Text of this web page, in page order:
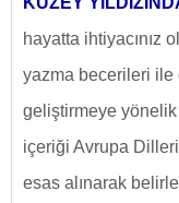
hayatta ihtiyacınız
yazma becerileri
geliştirmeye yönelik
içeriği Avrupa
esas alınarak